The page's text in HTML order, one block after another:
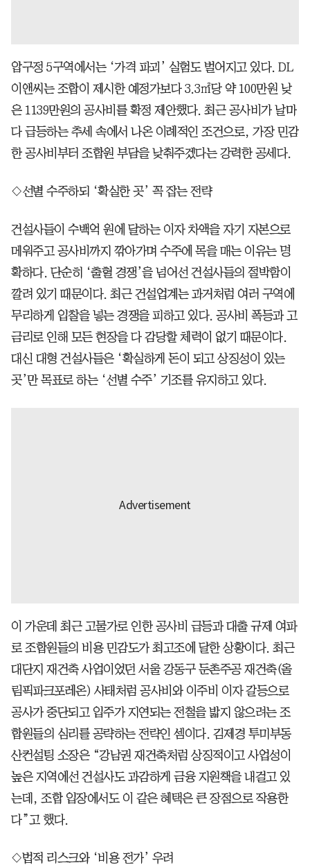
압구정 5구역에서는 ‘가격 파괴’ 실험도 벌어지고 있다. DL
이앤씨는 조합이 제시한 예정가보다 3.3㎡당 약 100만원 낮
은 1139만원의 공사비를 확정 제안했다. 최근 공사비가 날마
다 급등하는 추세 속에서 나온 이례적인 조건으로, 가장 민감
한 공사비부터 조합원 부담을 낮춰주겠다는 강력한 공세다.
◇선별 수주하되 ‘확실한 곳’ 꼭 잡는 전략
건설사들이 수백억 원에 달하는 이자 차액을 자기 자본으로
메워주고 공사비까지 깎아가며 수주에 목을 매는 이유는 명
확하다. 단순히 ‘출혈 경쟁’을 넘어선 건설사들의 절박함이
깔려 있기 때문이다. 최근 건설업계는 과거처럼 여러 구역에
무리하게 입찰을 넣는 경쟁을 피하고 있다. 공사비 폭등과 고
금리로 인해 모든 현장을 다 감당할 체력이 없기 때문이다.
대신 대형 건설사들은 ‘확실하게 돈이 되고 상징성이 있는
곳’만 목표로 하는 ‘선별 수주’ 기조를 유지하고 있다.
이 가운데 최근 고물가로 인한 공사비 급등과 대출 규제 여파
로 조합원들의 비용 민감도가 최고조에 달한 상황이다. 최근
대단지 재건축 사업이었던 서울 강동구 둔촌주공 재건축(올
림픽파크포레온) 사태처럼 공사비와 이주비 이자 갈등으로
공사가 중단되고 입주가 지연되는 전철을 밟지 않으려는 조
합원들의 심리를 공략하는 전략인 셈이다. 김제경 투미부동
산컨설팅 소장은 “강남권 재건축처럼 상징적이고 사업성이
높은 지역에선 건설사도 과감하게 금융 지원책을 내걸고 있
는데, 조합 입장에서도 이 같은 혜택은 큰 장점으로 작용한
다”고 했다.
◇법적 리스크와 ‘비용 전가’ 우려